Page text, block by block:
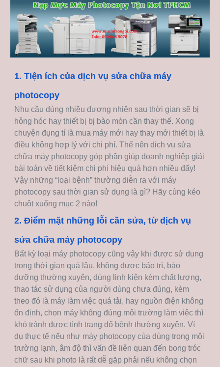
1. Tiện ích của dịch vụ sửa chữa máy
photocopy
Nhu cầu dùng nhiều đương nhiên sau thời gian sẽ bị
hỏng hóc hay thiết bị bị bào mòn cần thay thế. Xong
chuyện đụng tí là mua máy mới hay thay mới thiết bị là
điều không hợp lý với chi phí. Thế nên dịch vụ sửa
chữa máy photocopy góp phần giúp doanh nghiệp giải
bài toán về tiết kiệm chi phí hiệu quả hơn nhiều đấy!
Vậy những “loại bệnh” thường diễn ra với máy
photocopy sau thời gian sử dụng là gì? Hãy cùng kéo
chuột xuống mục 2 nào!
2. Điểm mặt những lỗi cần sửa, từ dịch vụ
sửa chữa máy photocopy
Bất kỳ loại máy photocopy cũng vậy khi được sử dụng
trong thời gian quá lâu, không được bảo trì, bảo
dưỡng thường xuyên, dùng linh kiện kém chất lượng,
thao tác sử dụng của người dùng chưa đúng, kèm
theo đó là máy làm việc quá tải, hay nguồn điện không
ổn định, chọn máy không đúng môi trường làm việc thì
khó tránh được tình trạng đổ bệnh thường xuyên. Ví
dụ thực tế nếu như máy photocopy của dùng trong môi
trường lạnh, âm độ thì vấn đề liên quan đến bong tróc
chữ sau khi photo là rất dễ gặp phải nếu không chọn